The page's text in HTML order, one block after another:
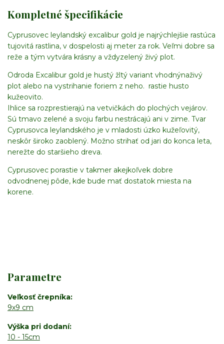
Kompletné špecifikácie
Cyprusovec leylandský excalibur gold je najrýchlejšie rastúca
tujovitá rastlina, v dospelosti aj meter za rok. Veľmi dobre sa
reže a tým vytvára krásny a vždyzelený živý plot.
Odroda Excalibur gold je hustý žltý variant vhodnýnaživý
plot alebo na vystrihanie foriem z neho. rastie husto
kužeovito.
Ihlice sa rozprestierajú na vetvičkách do plochých vejárov.
Sú tmavo zelené a svoju farbu nestrácajú ani v zime. Tvar
Cyprusovca leylandského je v mladosti úzko kužeľovitý,
neskôr široko zaoblený. Možno strihať od jari do konca leta,
nerežte do staršieho dreva.
Cyprusovec porastie v takmer akejkoľvek dobre
odvodnenej pôde, kde bude mať dostatok miesta na
korene.
Parametre
Veľkosť črepníka
9x9 cm
Výška pri dodaní
10 - 15cm